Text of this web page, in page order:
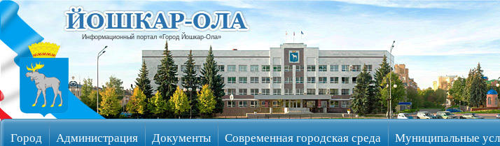
Информационный портал «Город Йошкар-Ола»
Город Администрация Документы Современная городская среда Муниципальные